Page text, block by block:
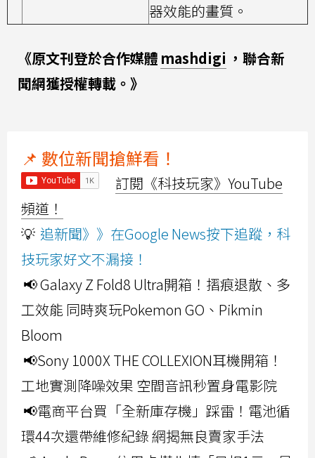
器效能的畫質。
《原文刊登於合作媒體 mashdigi ，聯合新
聞網獲授權轉載。》
📌 數位新聞搶鮮看！
訂閱《科技玩家》YouTube
頻道！
💡 追新聞》》在Google News按下追蹤，科
技玩家好文不漏接！
📢 Galaxy Z Fold8 Ultra開箱！摺痕退散、多
工效能 同時爽玩Pokemon GO、Pikmin
Bloom
📢Sony 1000X THE COLLEXION耳機開箱！
工地實測降噪效果 空間音訊秒置身電影院
📢電商平台買「全新庫存機」踩雷！電池循
環44次還帶維修紀錄 網揭無良賣家手法